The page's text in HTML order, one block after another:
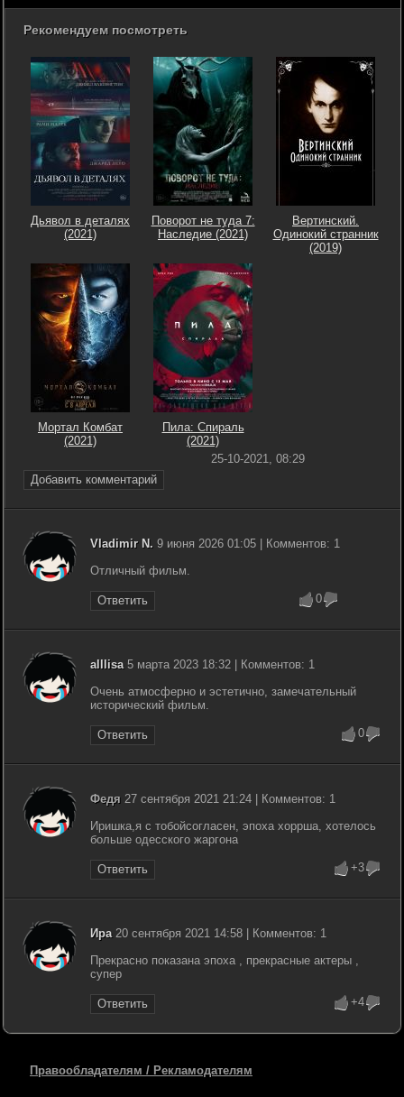
Рекомендуем посмотреть
Дьявол в деталях
(2021)
Поворот не туда 7:
Наследие (2021)
Вертинский.
Одинокий странник
(2019)
Мортал Комбат
(2021)
Пила: Спираль
(2021)
Добавить комментарий
25-10-2021, 08:29
Vladimir N. 9 июня 2026 01:05 | Комментов: 1
Отличный фильм.
Ответить 0
alllisa 5 марта 2023 18:32 | Комментов: 1
Очень атмосферно и эстетично, замечательный
исторический фильм.
Ответить 0
Федя 27 сентября 2021 21:24 | Комментов: 1
Иришка,я с тобойсогласен, эпоха хоррша, хотелось
больше одесского жаргона
Ответить +3
Ира 20 сентября 2021 14:58 | Комментов: 1
Прекрасно показана эпоха , прекрасные актеры ,
супер
Ответить +4
Правообладателям / Рекламодателям